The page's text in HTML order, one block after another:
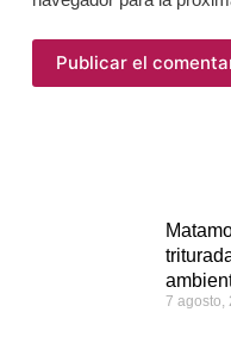
Publicar el
7 agosto,